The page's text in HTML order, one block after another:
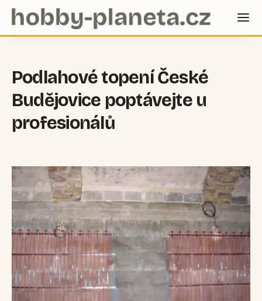
Podlahové topení České
Budějovice poptávejte u
profesionálů